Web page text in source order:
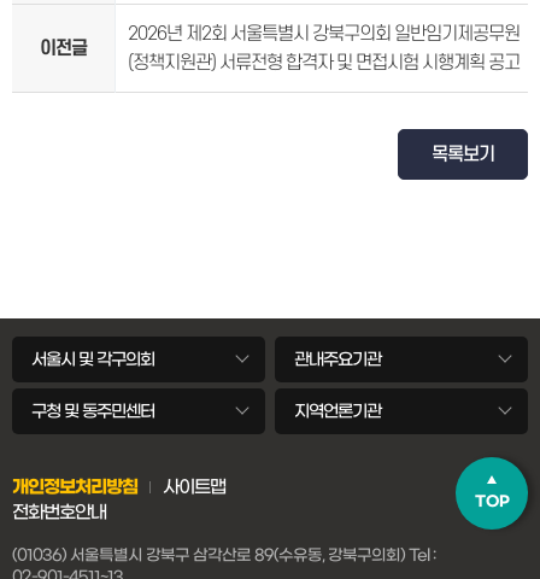
이전글
2026년 제2회 서울특별시 강북구의회 일반임기제공무원
(정책지원관) 서류전형 합격자 및 면접시험 시행계획 공고
목록보기
TOP
서울시 및 각구의회 관내주요기관
구청 및 동주민센터 지역언론기관
개인정보처리방침
사이트맵
전화번호안내
(01036) 서울특별시 강북구 삼각산로 89(수유동, 강북구의회) Tel :